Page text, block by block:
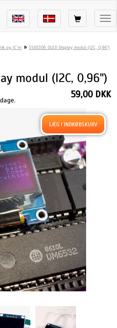
og IC'er » SSD1306 OLED Display modul (I2C, 0,96")
modul (I2C, 0,96")
59,00 DKK